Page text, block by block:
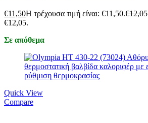
€11,50Η τρέχουσα τιμή είναι: €11,50.€12,05
€12,05.
Σε απόθεμα
Quick View
Compare